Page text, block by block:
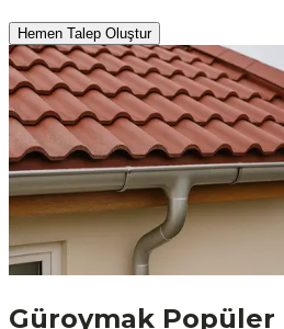
Hemen Talep Oluştur
Güroymak Popüler